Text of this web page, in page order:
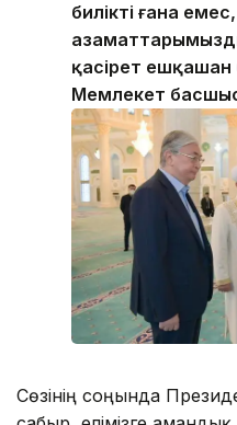
биліктің ғана
қасірет
Мемлекет
Сөзінің соңында